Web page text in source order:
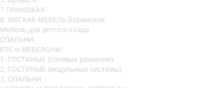
7.ПРИХОЖАЯ
8. МЯГКАЯ МЕБЕЛЬ Боринское
Мебель для детского сада
СПАЛЬНИ
БТС и МЕБЕЛОНИ
1. ГОСТИНЫЕ (готовые решения)
2. ГОСТИНЫЕ (модульные системы)
3. СПАЛЬНИ